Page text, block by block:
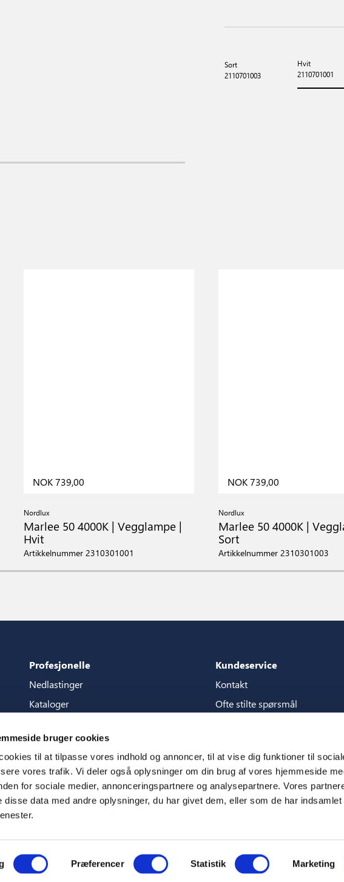
bruger cookies
til at tilpasse vores indhold og annoncer, til at vise dig funktioner til
vores trafik. Vi deler også oplysninger om din brug af vores hjemmeside
for sociale medier, annonceringspartnere og analysepartnere. Vores
disse data med andre oplysninger, du har givet dem, eller som de har indsamlet
Præferencer Statistik Marketing
Sort
2110701003
Hvit
2110701001
NOK 739,00
Nordlux
Marlee 50 4000K | Vegglampe |
Hvit
Artikkelnummer 2310301001
NOK 739,00
Nordlux
Marlee 50 4000K |
Sort
Artikkelnummer 2310301003
Profesjonelle
Nedlastinger
Kataloger
Veiledning for content store
3D filer
Presse
Showroom
Messer
Kundeservice
Kontakt
Ofte stilte spørsmål
CSR